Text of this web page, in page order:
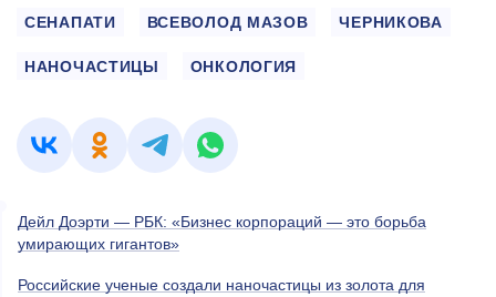
СЕНАПАТИ ВСЕВОЛОД МАЗОВ ЧЕРНИКОВА
НАНОЧАСТИЦЫ ОНКОЛОГИЯ
Дейл Доэрти — РБК: «Бизнес корпораций — это борьба
умирающих гигантов»
Российские ученые создали наночастицы из золота для